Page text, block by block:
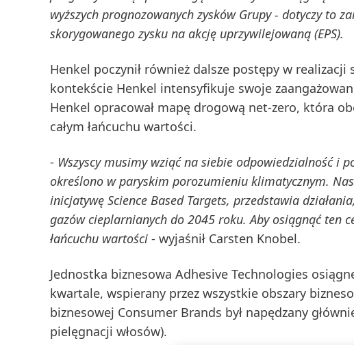
wyższych prognozowanych zysków Grupy - dotyczy to
skorygowanego zysku na akcję uprzywilejowaną (EPS).
Henkel poczynił również dalsze postępy w realizacji
kontekście Henkel intensyfikuje swoje
Henkel opracował mapę drogową net-zero, która
całym łańcuchu wartości.
- Wszyscy musimy wziąć na siebie odpowiedzialność i
określono w paryskim porozumieniu klimatycznym.
inicjatywę Science Based Targets, przedstawia
gazów cieplarnianych do 2045 roku. Aby osiągnąć ten
łańcuchu wartości - wyjaśnił Carsten Knobel.
Jednostka biznesowa Adhesive Technologies
kwartale, wspierany przez wszystkie obszary
biznesowej Consumer Brands był napędzany
pielęgnacji włosów).